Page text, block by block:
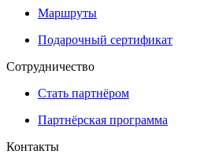
Маршруты
Подарочный сертификат
Сотрудничество
Стать партнёром
Партнёрская программа
Контакты